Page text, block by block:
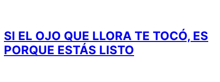
SI EL OJO QUE LLORA TE TOCÓ, ES
PORQUE ESTÁS LISTO